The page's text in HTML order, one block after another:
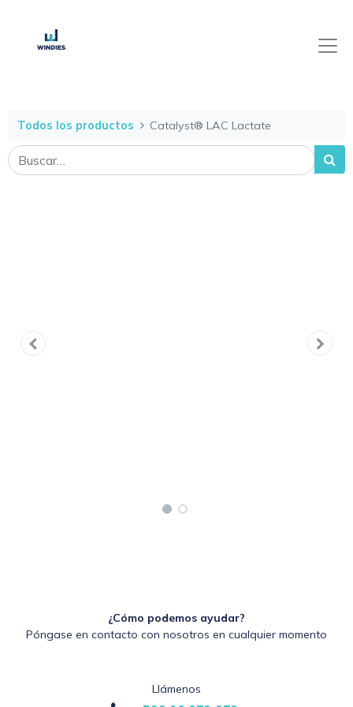
Todos los productos Catalyst® LAC Lactate
¿Cómo podemos ayudar?
Póngase en contacto con nosotros en cualquier momento
Llámenos